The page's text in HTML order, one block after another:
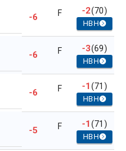
-6 F -2(70)
HBH
-6 F -3(69)
HBH
-6 F -1(71)
HBH
-5 F -1(71)
HBH